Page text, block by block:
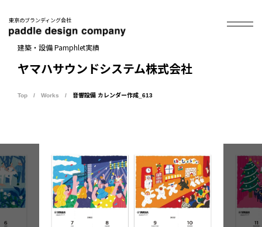
東京のブランディング会社
建築・設備 Pamphlet実績
ヤマハサウンドシステム株式会社
Top Works 音響設備 カレンダー作成_613